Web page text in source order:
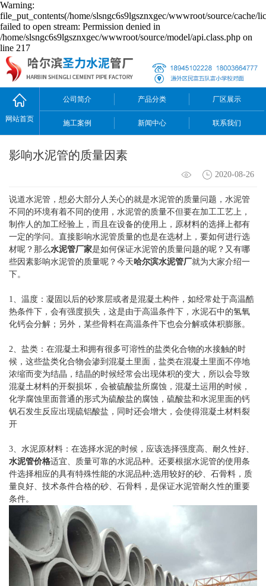
Warning:
file_put_contents(/home/slsngc6s9lgsznxgec/wwwroot/source/cache/
failed to open stream: Permission denied in
/home/slsngc6s9lgsznxgec/wwwroot/source/model/api.class.php on
line 217
网站首页
公司简介 产品分类 厂区展示
施工案例 新闻中心 联系我们
影响水泥管的质量因素
2020-08-26
说道水泥管，想必大部分人关心的就是水泥管的质量问题，水泥管
不同的环境有着不同的使用，水泥管的质量不但要在加工工艺上，
制作人的加工经验上，而且在设备的使用上，原材料的选择上都有
一定的学问。直接影响水泥管质量的也是在选材上，要如何进行选
材呢？那么水泥管厂家是如何保证水泥管的质量问题的呢？又有哪
些因素影响水泥管的质量呢？今天哈尔滨水泥管厂就为大家介绍一
下。
1、温度：凝固以后的砂浆层或者是混凝土构件，如经常处于高温酷
热条件下，会有强度损失，这是由于高温条件下，水泥石中的氢氧
化钙会分解；另外，某些骨料在高温条件下也会分解或体积膨胀。
2、盐类：在混凝土和拥有很多可溶性的盐类化合物的水接触的时
候，这些盐类化合物会渗到混凝土里面，盐类在混凝土里面不停地
浓缩而变为结晶，结晶的时候经常会出现体积的变大，所以会导致
混凝土材料的开裂损坏，会被硫酸盐所腐蚀，混凝土运用的时候，
化学腐蚀里面普通的形式为硫酸盐的腐蚀，硫酸盐和水泥里面的钙
钒石发生反应出现硫铝酸盐，同时还会增大，会使得混凝土材料裂
开
3、水泥原材料：在选择水泥的时候，应该选择强度高、耐久性好、
水泥管价格适宜、质量可靠的水泥品种。还要根据水泥管的使用条
件选择相应的具有特殊性能的水泥品种;选用较好的砂、石骨料，质
量良好、技术条件合格的砂、石骨料，是保证水泥管耐久性的重要
条件。